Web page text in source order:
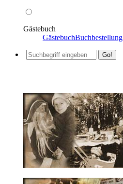
Gästebuch
GästebuchBuchbestellung